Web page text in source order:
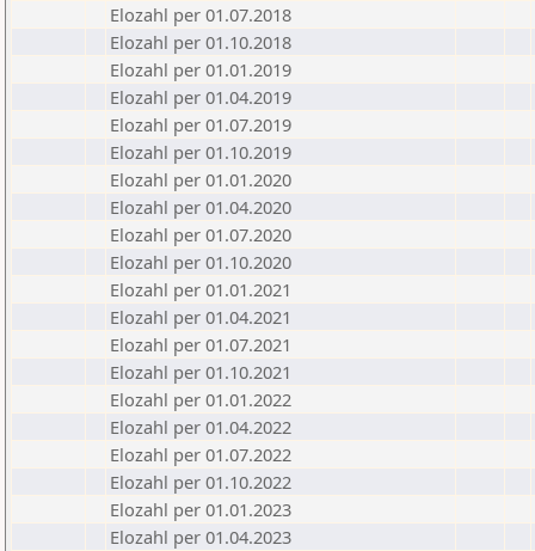
Elozahl per 01.07.2018
Elozahl per 01.10.2018
Elozahl per 01.01.2019
Elozahl per 01.04.2019
Elozahl per 01.07.2019
Elozahl per 01.10.2019
Elozahl per 01.01.2020
Elozahl per 01.04.2020
Elozahl per 01.07.2020
Elozahl per 01.10.2020
Elozahl per 01.01.2021
Elozahl per 01.04.2021
Elozahl per 01.07.2021
Elozahl per 01.10.2021
Elozahl per 01.01.2022
Elozahl per 01.04.2022
Elozahl per 01.07.2022
Elozahl per 01.10.2022
Elozahl per 01.01.2023
Elozahl per 01.04.2023